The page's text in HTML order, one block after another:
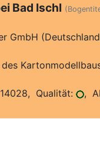
Bad Ischl
GmbH
14028, Qualität: ,